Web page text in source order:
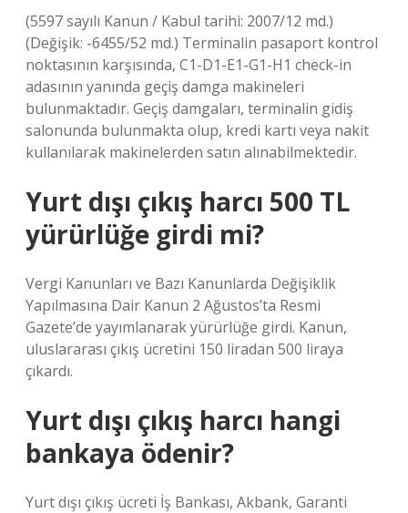
(5597 sayılı Kanun / Kabul tarihi: 2007/12 md.)
(Değişik: -6455/52 md.) Terminalin pasaport kontrol
noktasının karşısında, C1-D1-E1-G1-H1 check-in
adasının yanında geçiş damga makineleri
bulunmaktadır. Geçiş damgaları, terminalin gidiş
salonunda bulunmakta olup, kredi kartı veya nakit
kullanılarak makinelerden satın alınabilmektedir.
Yurt dışı çıkış harcı 500 TL
yürürlüğe girdi mi?
Vergi Kanunları ve Bazı Kanunlarda Değişiklik
Yapılmasına Dair Kanun 2 Ağustos’ta Resmi
Gazete’de yayımlanarak yürürlüğe girdi. Kanun,
uluslararası çıkış ücretini 150 liradan 500 liraya
çıkardı.
Yurt dışı çıkış harcı hangi
bankaya ödenir?
Yurt dışı çıkış ücreti İş Bankası, Akbank, Garanti